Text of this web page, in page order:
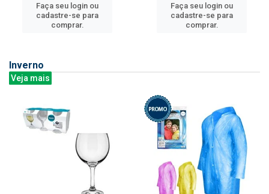
Faça seu login ou
cadastre-se para
comprar.
Faça seu login ou
cadastre-se para
comprar.
Inverno
Veja mais